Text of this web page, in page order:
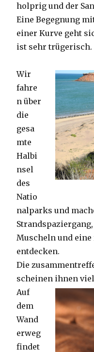
holprig und der
Eine Begegnung
einer Kurve geht
ist sehr trügerisch.
Wir
fahre
n über
die
gesa
mte
Halbi
nsel
des
Natio
nalparks und
Muscheln und
entdecken.
Die
scheinen ihnen
Auf
dem
Wand
erweg
findet